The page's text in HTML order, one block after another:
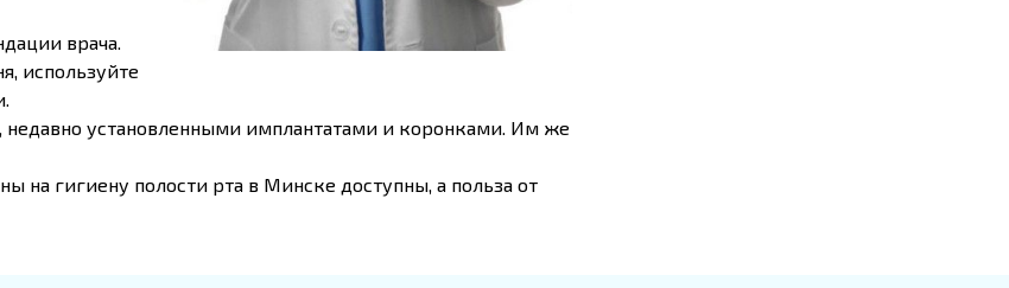
врача.
используйте
установленными имплантатами и коронками. Им же
на гигиену полости рта в Минске доступны, а польза от